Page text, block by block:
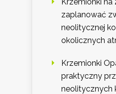
zaplanować
neolitycznej
okolicznych
Krzemionki
praktyczny
neolitycznych